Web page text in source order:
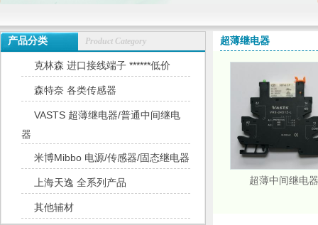
产品分类 Product Category
克林森 进口接线端子 ******低价
森特奈 各类传感器
VASTS 超薄继电器/普通中间继电
器
米博Mibbo 电源/传感器/固态继电器
上海天逸 全系列产品
其他辅材
超薄继电器
超薄中间继电器